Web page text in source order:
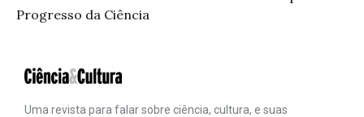
Progresso da Ciência
Uma revista para falar sobre ciência, cultura, e suas